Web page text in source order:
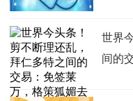
世界
间的